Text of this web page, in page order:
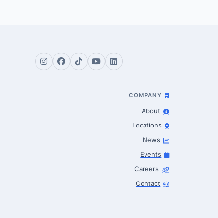
COMPANY
About
Locations
News
Events
Careers
Contact